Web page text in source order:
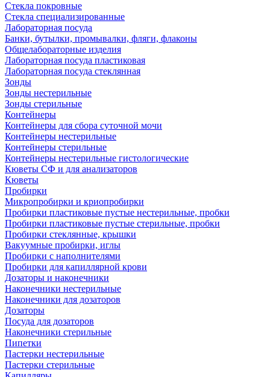
Стекла покровные
Стекла специализированные
Лабораторная посуда
Банки, бутылки, промывалки, фляги, флаконы
Общелабораторные изделия
Лабораторная посуда пластиковая
Лабораторная посуда стеклянная
Зонды
Зонды нестерильные
Зонды стерильные
Контейнеры
Контейнеры для сбора суточной мочи
Контейнеры нестерильные
Контейнеры стерильные
Контейнеры нестерильные гистологические
Кюветы СФ и для анализаторов
Кюветы
Пробирки
Микропробирки и криопробирки
Пробирки пластиковые пустые нестерильные, пробки
Пробирки пластиковые пустые стерильные, пробки
Пробирки стеклянные, крышки
Вакуумные пробирки, иглы
Пробирки с наполнителями
Пробирки для капиллярной крови
Дозаторы и наконечники
Наконечники нестерильные
Наконечники для дозаторов
Дозаторы
Посуда для дозаторов
Наконечники стерильные
Пипетки
Пастерки нестерильные
Пастерки стерильные